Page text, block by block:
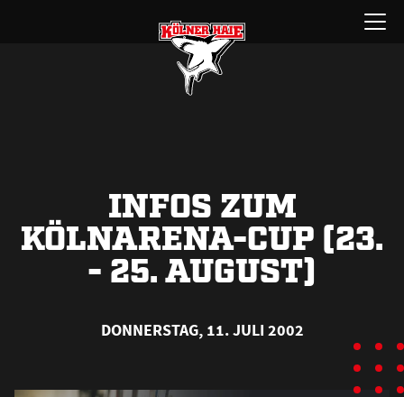
Menü
öffnen
INFOS ZUM
KÖLNARENA-CUP (23.
- 25. AUGUST)
DONNERSTAG, 11. JULI 2002